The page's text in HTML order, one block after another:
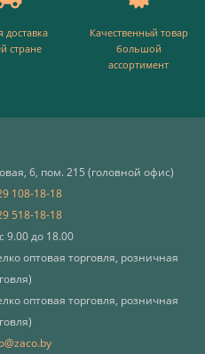
доставка
стране
Качественный товар
большой
ассортимент
6, пом. 215 (головной офис)
108-18-18
518-18-18
9.00 до 18.00
оптовая торговля, розничная
оптовая торговля, розничная